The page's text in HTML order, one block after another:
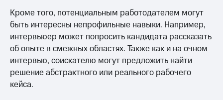
Кроме того, потенциальным работодателем могут
быть интересны непрофильные навыки. Например,
интервьюер может попросить кандидата рассказать
об опыте в смежных областях. Также как и на очном
интервью, соискателю могут предложить найти
решение абстрактного или реального рабочего
кейса.